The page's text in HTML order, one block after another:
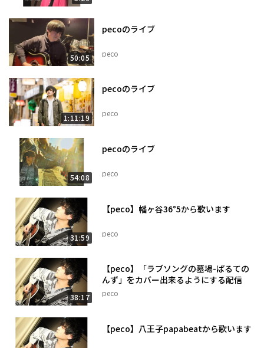
50:05
pecoのライブ
peco
1:11:19
pecoのライブ
peco
54:08
pecoのライブ
peco
31:59
【peco】幡ヶ谷36°5から歌います
peco
38:17
【peco】「ラブソングの墓場-ぱるての
んず」をカバー出来るようにする配信
peco
【peco】八王子papabeatから歌います